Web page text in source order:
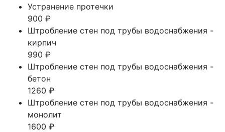
Устранение протечки
900 ₽
Штробление стен под трубы водоснабжения -
кирпич
990 ₽
Штробление стен под трубы водоснабжения -
бетон
1260 ₽
Штробление стен под трубы водоснабжения -
монолит
1600 ₽